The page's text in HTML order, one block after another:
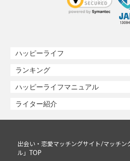
ハッピーライフ
ランキング
ハッピーライフマニュアル
ライター紹介
出会い・恋愛マッチングサイト/マッチン
ル」TOP